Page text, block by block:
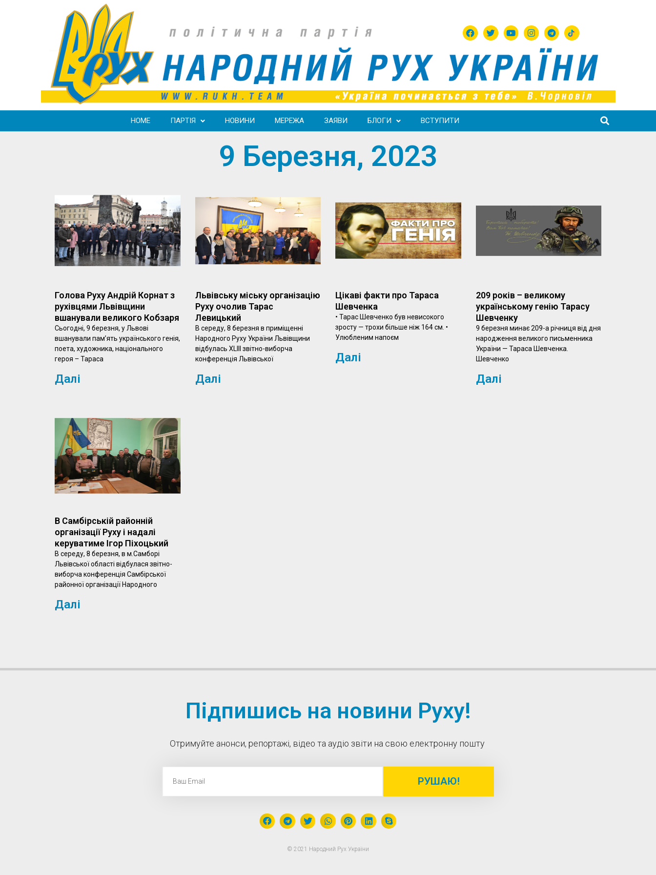
HOME ПАРТІЯ НОВИНИ МЕРЕЖА ЗАЯВИ БЛОГИ ВСТУПИТИ
9 Березня, 2023
Голова Руху Андрій Корнат з
рухівцями Львівщини
вшанували великого Кобзаря
Сьогодні, 9 березня, у Львові
вшанували пам’ять українського генія,
поета, художника, національного
героя – Тараса
Далі
Львівську міську організацію
Руху очолив Тарас
Левицький
В середу, 8 березня в приміщенні
Народного Руху України Львівщини
відбулась XLIII звітно-виборча
конференція Львівської
Далі
Цікаві факти про Тараса
Шевченка
• Тарас Шевченко був невисокого
зросту — трохи більше ніж 164 см. •
Улюбленим напоєм
Далі
209 років – великому
українському генію Тарасу
Шевченку
9 березня минає 209-а річниця від дня
народження великого письменника
України — Тараса Шевченка.
Шевченко
Далі
В Самбірській районній
організації Руху і надалі
керуватиме Ігор Піхоцький
В середу, 8 березня, в м.Самборі
Львівської області відбулася звітно-
виборча конференція Самбірської
районної організації Народного
Далі
Підпишись на новини Руху!
Отримуйте анонси, репортажі, відео та аудіо звіти на свою електронну пошту
РУШАЮ!
© 2021 Народний Рух України